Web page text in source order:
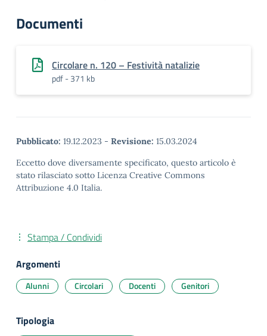
Documenti
Circolare n. 120 – Festività natalizie
pdf - 371 kb
Pubblicato: 19.12.2023 - Revisione: 15.03.2024
Eccetto dove diversamente specificato, questo articolo è
stato rilasciato sotto Licenza Creative Commons
Attribuzione 4.0 Italia.
Stampa / Condividi
Argomenti
Alunni Circolari Docenti Genitori
Tipologia